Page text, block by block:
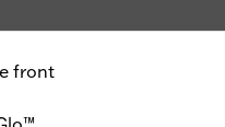
front